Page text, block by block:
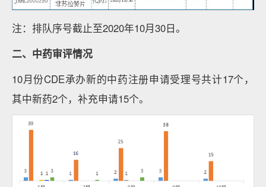
注：排队序号截止至2020年10月30日。
二、中药审评情况
10月份CDE承办新的中药注册申请受理号共计17个，
其中新药2个，补充申请15个。